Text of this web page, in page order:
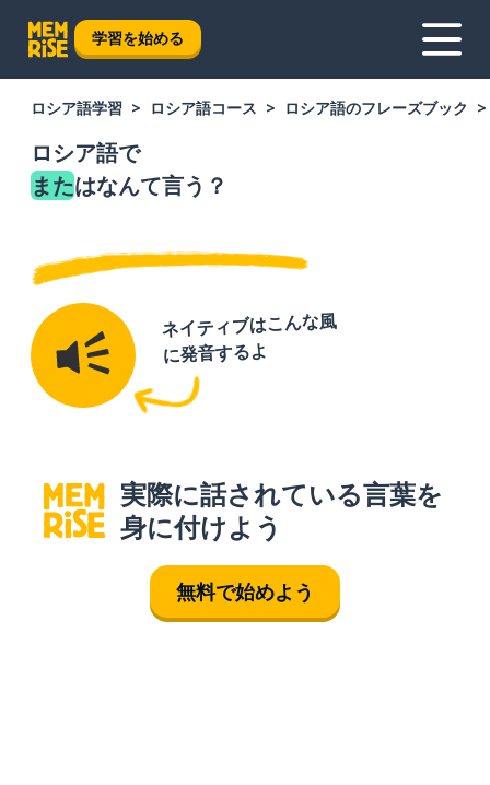
学習を始める
ロシア語学習 ロシア語コース ロシア語のフレーズブック
ロシア語で
またはなんて言う？
ネイティブはこんな風
に発音するよ
実際に話されている言葉を
身に付けよう
無料で始めよう